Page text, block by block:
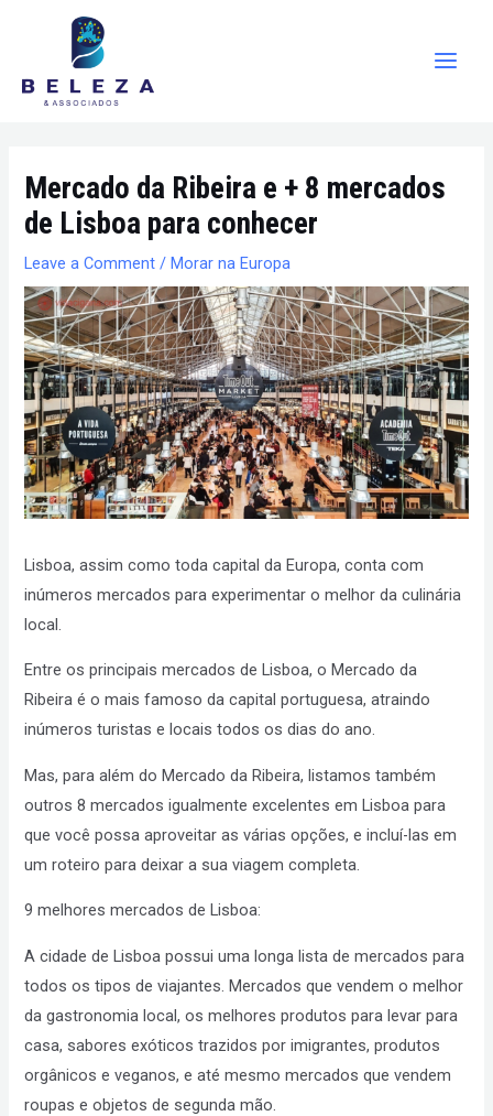
Menu
Mercado da Ribeira e + 8 mercados
de Lisboa para conhecer
Leave a Comment /Morar na Europa
Lisboa, assim como toda capital da Europa, conta com
inúmeros mercados para experimentar o melhor da culinária
local.
Entre os principais mercados de Lisboa, o Mercado da
Ribeira é o mais famoso da capital portuguesa, atraindo
inúmeros turistas e locais todos os dias do ano.
Mas, para além do Mercado da Ribeira, listamos também
outros 8 mercados igualmente excelentes em Lisboa para
que você possa aproveitar as várias opções, e incluí-las em
um roteiro para deixar a sua viagem completa.
9 melhores mercados de Lisboa:
A cidade de Lisboa possui uma longa lista de mercados para
todos os tipos de viajantes. Mercados que vendem o melhor
da gastronomia local, os melhores produtos para levar para
casa, sabores exóticos trazidos por imigrantes, produtos
orgânicos e veganos, e até mesmo mercados que vendem
roupas e objetos de segunda mão.
navigation